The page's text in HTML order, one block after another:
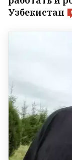
Узбекистан